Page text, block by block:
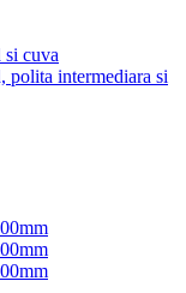
si cuva
polita intermediara si